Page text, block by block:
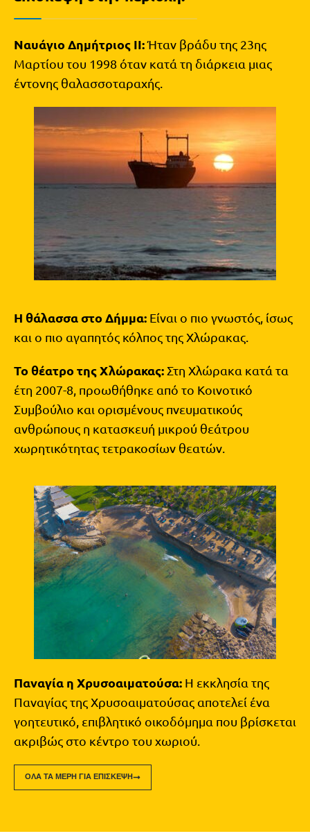
Ναυάγιο Δημήτριος ΙΙ:Ήταν βράδυ της 23ης
Μαρτίου του 1998 όταν κατά τη διάρκεια μιας
έντονης θαλασσοταραχής.
Η θάλασσα στο Δήμμα: Είναι ο πιο γνωστός, ίσως
και ο πιο αγαπητός κόλπος της Χλώρακας.
Το θέατρο της Χλώρακας:Στη Χλώρακα κατά τα
έτη 2007-8, προωθήθηκε από το Κοινοτικό
Συμβούλιο και ορισμένους πνευματικούς
ανθρώπους η κατασκευή μικρού θεάτρου
χωρητικότητας τετρακοσίων θεατών.
Παναγία η Χρυσοαιματούσα: Η εκκλησία της
Παναγίας της Χρυσοαιματούσας αποτελεί ένα
γοητευτικό, επιβλητικό οικοδόμημα που βρίσκεται
ακριβώς στο κέντρο του χωριού.
ΌΛΑ ΤΑ ΜΈΡΗ ΓΙΑ ΕΠΊΣΚΕΨΗ